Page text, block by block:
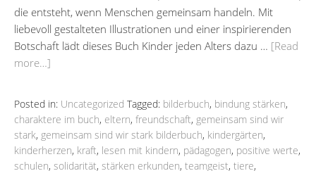
die entsteht, wenn Menschen gemeinsam handeln. Mit
liebevoll gestalteten Illustrationen und einer inspirierenden
Botschaft lädt dieses Buch Kinder jeden Alters dazu … [Read
more…]
Posted in: Uncategorized Tagged: bilderbuch, bindung stärken,
charaktere im buch, eltern, freundschaft, gemeinsam sind wir
stark, gemeinsam sind wir stark bilderbuch, kindergärten,
kinderherzen, kraft, lesen mit kindern, pädagogen, positive werte,
schulen, solidarität, stärken erkunden, teamgeist, tiere,